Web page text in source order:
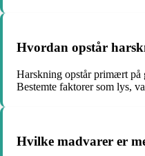
Hvordan opstår
Harskning opstår primært på
Bestemte faktorer som lys,
Hvilke madvarer er